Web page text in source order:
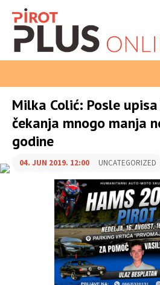
Milka Colić: Posle
čekanja mnogo manja
godine
04. JUN 2019. 12:00 UNCATEGORIZED